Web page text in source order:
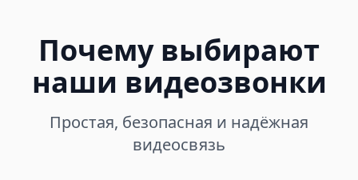
Почему выбирают
наши видеозвонки
Простая, безопасная и надёжная
видеосвязь